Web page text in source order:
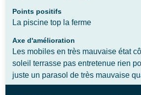
Points positifs
La piscine top la ferme
Axe d'amélioration
Les mobiles en très mauvaise état
soleil terrasse pas entretenue rien
juste un parasol de très mauvaise